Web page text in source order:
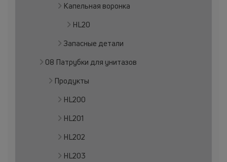
Капельная воронка
HL20
Запасные детали
08 Патрубки для унитазов
Продукты
HL200
HL201
HL202
HL203